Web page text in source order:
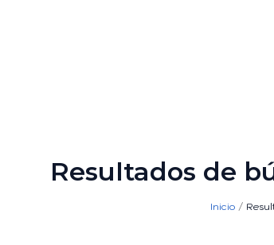
Resultados de
Inicio